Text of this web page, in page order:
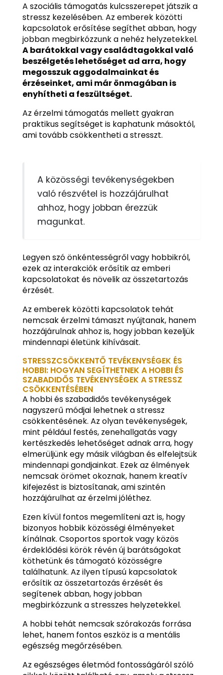
A szociális támogatás kulcsszerepet játszik a
stressz kezelésében. Az emberek közötti
kapcsolatok erősítése segíthet abban, hogy
jobban megbirkózzunk a nehéz helyzetekkel.
A barátokkal vagy családtagokkal való
beszélgetés lehetőséget ad arra, hogy
megosszuk aggodalmainkat és
érzéseinket, ami már önmagában is
enyhítheti a feszültséget.
Az érzelmi támogatás mellett gyakran
praktikus segítséget is kaphatunk másoktól,
ami tovább csökkentheti a stresszt.
A közösségi tevékenységekben
való részvétel is hozzájárulhat
ahhoz, hogy jobban érezzük
magunkat.
Legyen szó önkéntességről vagy hobbikról,
ezek az interakciók erősítik az emberi
kapcsolatokat és növelik az összetartozás
érzését.
Az emberek közötti kapcsolatok tehát
nemcsak érzelmi támaszt nyújtanak, hanem
hozzájárulnak ahhoz is, hogy jobban kezeljük
mindennapi életünk kihívásait.
STRESSZCSÖKKENTŐ TEVÉKENYSÉGEK ÉS
HOBBI: HOGYAN SEGÍTHETNEK A HOBBI ÉS
SZABADIDŐS TEVÉKENYSÉGEK A STRESSZ
CSÖKKENTÉSÉBEN
A hobbi és szabadidős tevékenységek
nagyszerű módjai lehetnek a stressz
csökkentésének. Az olyan tevékenységek,
mint például festés, zenehallgatás vagy
kertészkedés lehetőséget adnak arra, hogy
elmerüljünk egy másik világban és elfelejtsük
mindennapi gondjainkat. Ezek az élmények
nemcsak örömet okoznak, hanem kreatív
kifejezést is biztosítanak, ami szintén
hozzájárulhat az érzelmi jóléthez.
Ezen kívül fontos megemlíteni azt is, hogy
bizonyos hobbik közösségi élményeket
kínálnak. Csoportos sportok vagy közös
érdeklődési körök révén új barátságokat
köthetünk és támogató közösségre
találhatunk. Az ilyen típusú kapcsolatok
erősítik az összetartozás érzését és
segítenek abban, hogy jobban
megbirkózzunk a stresszes helyzetekkel.
A hobbi tehát nemcsak szórakozás forrása
lehet, hanem fontos eszköz is a mentális
egészség megőrzésében.
Az egészséges életmód fontosságáról szóló